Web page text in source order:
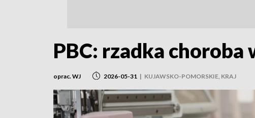
PBC: rzadka
oprac. WJ 2026-05-31 | KUJAWSKO-POMORSKIE, KRAJ